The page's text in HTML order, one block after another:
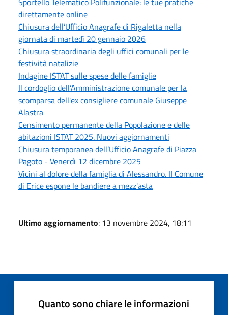
direttamente online
Chiusura dell’Ufficio Anagrafe di Rigaletta nella
giornata di martedì 20 gennaio 2026
Chiusura straordinaria degli uffici comunali per le
festività natalizie
Indagine ISTAT sulle spese delle famiglie
Il cordoglio dell’Amministrazione comunale per la
scomparsa dell'ex consigliere comunale Giuseppe
Alastra
Censimento permanente della Popolazione e delle
abitazioni ISTAT 2025. Nuovi aggiornamenti
Chiusura temporanea dell’Ufficio Anagrafe di Piazza
Pagoto - Venerdì 12 dicembre 2025
Vicini al dolore della famiglia di Alessandro. Il Comune
di Erice espone le bandiere a mezz'asta
Ultimo aggiornamento: 13 novembre 2024, 18:11
Quanto sono chiare le informazioni